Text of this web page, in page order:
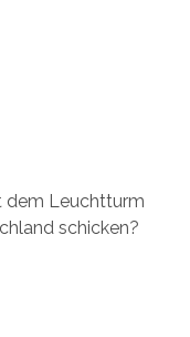
dem Leuchtturm
schicken?